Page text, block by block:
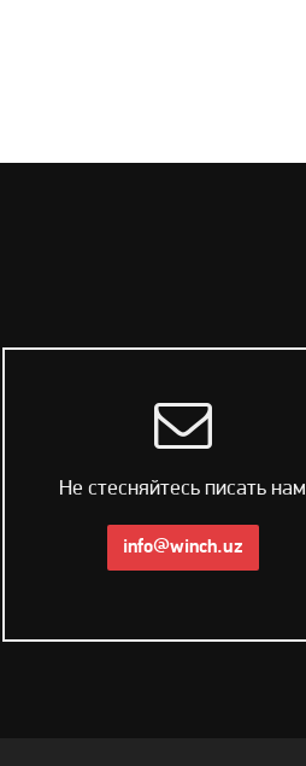
Не стесняйтесь писать нам
info@winch.uz